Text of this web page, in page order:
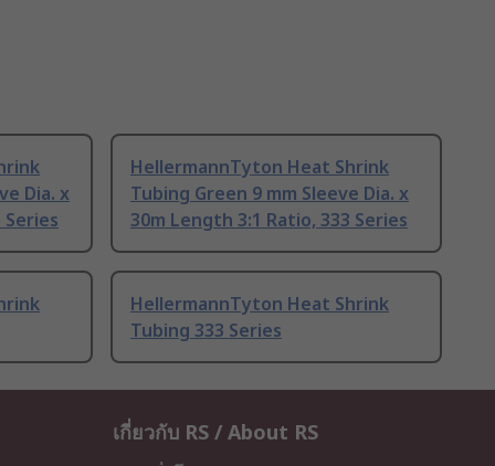
Dia. x
HellermannTyton Heat Shrink
Tubing Green 9 mm Sleeve Dia. x
30m Length 3:1 Ratio, 333 Series
HellermannTyton Heat Shrink
Tubing 333 Series
เกี่ยวกับ RS / About RS